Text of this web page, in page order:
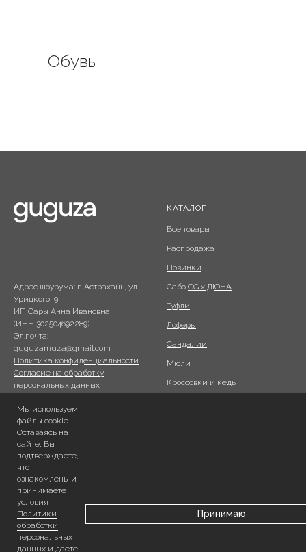
Обувь
Мы используем
файлы cookie.
Оставаясь на
сайте, Вы
подтверждаете,
что
ознакомлены и
принимаете
условия
Политики
обработки
персональных
данных и даете
Принимаю
Адрес шоурума: г. Астрахань, ул.
Урицкого, 9
ИП Сары Анна Ивановна
(ИНН 302504692289)
Эл.почта:
guguzamuza@gmail.com
Политика конфиденциальности
Согласие на обработку
персональных данных
персональных данных
метрическими программами
Публичная оферта
Согласие на рассылку
КАТАЛОГ
Все товары
Распродажа
Новинки
Сабо GG x ДЮНА
Туфли
Лоферы
Сандалии
Мюли
Кроссовки и кеды
ИНФОРМАЦИЯ
Доставка и оплата
О нас
Telegram